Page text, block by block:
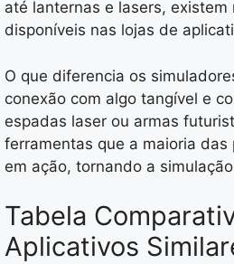
até lanternas e lasers, existem
disponíveis nas lojas de
O que diferencia os
conexão com algo tangível e
espadas laser ou armas
ferramentas que a maioria das
em ação, tornando a
Tabela
Aplicativos